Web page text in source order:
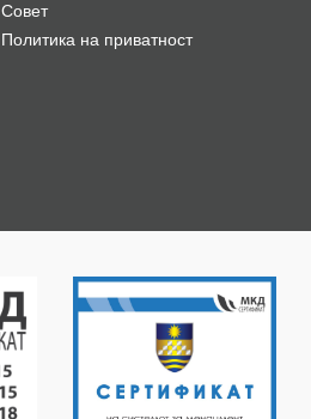
Совет
Политика на приватност